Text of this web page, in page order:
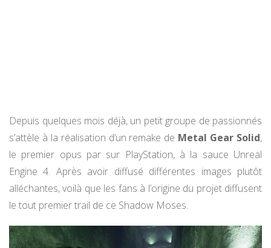
Depuis quelques mois déjà, un petit groupe de passionnés
s’attèle à la réalisation d’un remake de Metal Gear Solid,
le premier opus par sur PlayStation, à la sauce Unreal
Engine 4. Après avoir diffusé différentes images plutôt
alléchantes, voilà que les fans à l’origine du projet diffusent
le tout premier trail de ce Shadow Moses.